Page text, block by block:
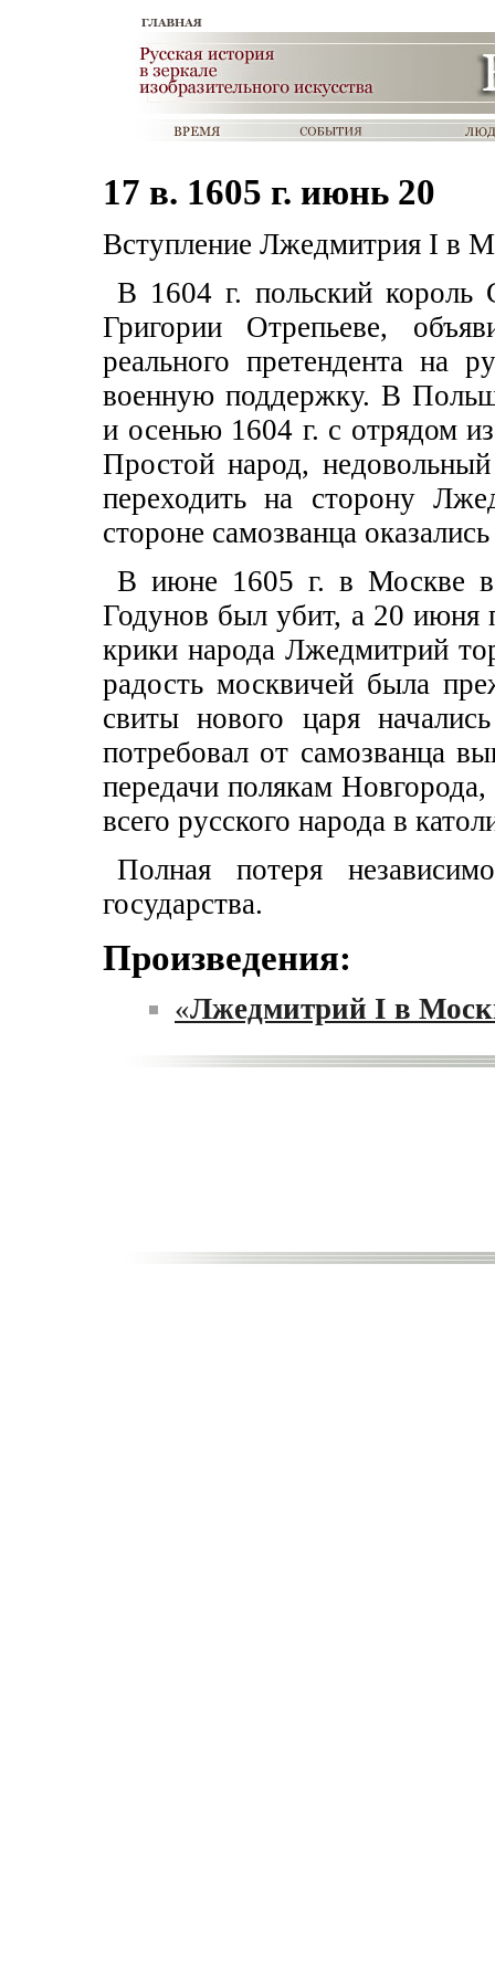
17 в. 1605 г. июнь 20
Вступление Лжедмитрия I в
В 1604 г. польский король
Григории Отрепьеве,
реального претендента на
военную поддержку. В
и осенью 1604 г. с отрядом
Простой народ,
переходить на сторону
стороне самозванца
В июне 1605 г. в Москве
Годунов был убит, а 20 июня
крики народа Лжедмитрий
радость москвичей была
свиты нового царя
потребовал от самозванца
передачи полякам
всего русского народа в
Полная потеря
государства.
Произведения:
«Лжедмитрий I в